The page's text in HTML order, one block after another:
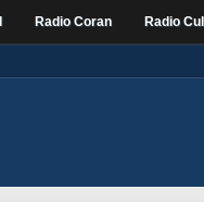
Radio Coran Radio